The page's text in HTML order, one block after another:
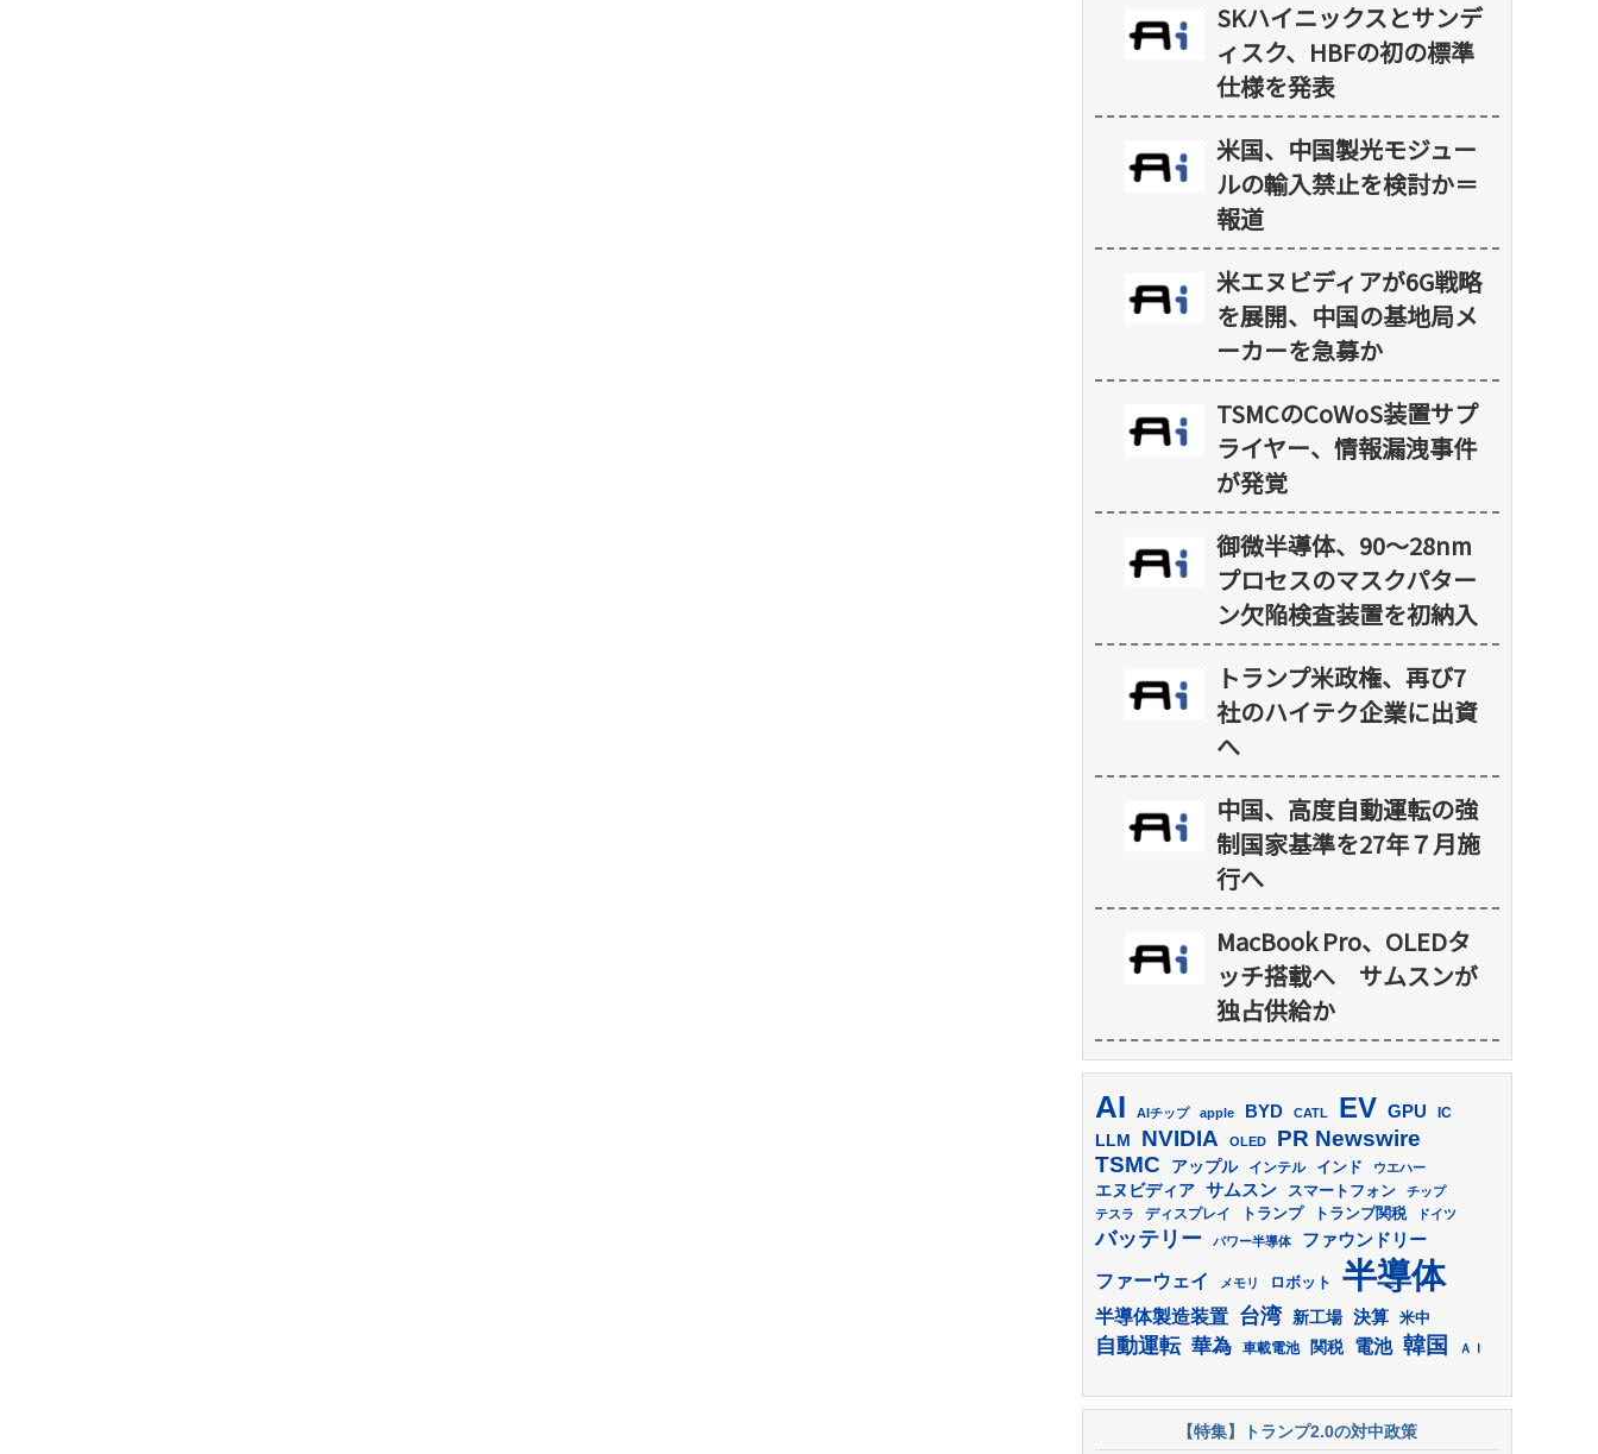
SKハイニックスとサンデ
ィスク、HBFの初の標準
仕様を発表
米国、中国製光モジュー
ルの輸入禁止を検討か＝
報道
米エヌビディアが6G戦略
を展開、中国の基地局メ
ーカーを急募か
TSMCのCoWoS装置サプ
ライヤー、情報漏洩事件
が発覚
御微半導体、90～28nm
プロセスのマスクパター
ン欠陥検査装置を初納入
トランプ米政権、再び7
社のハイテク企業に出資
へ
中国、高度自動運転の強
制国家基準を27年７月施
行へ
MacBook Pro、OLEDタ
ッチ搭載へ サムスンが
独占供給か
AI AIチップ apple BYD CATL EV GPU IC
LLM NVIDIA OLED PR Newswire
TSMC アップル インテル インド ウエハー
エヌビディア サムスン スマートフォン
チップ
テスラ
ディスプレイ トランプ トランプ関税 ドイツ
バッテリー パワー半導体 ファウンドリー
ファーウェイ メモリ ロボット 半導体
半導体製造装置 台湾 新工場 決算 米中
自動運転 華為 車載電池 関税 電池 韓国 ＡＩ
【特集】トランプ2.0の対中政策